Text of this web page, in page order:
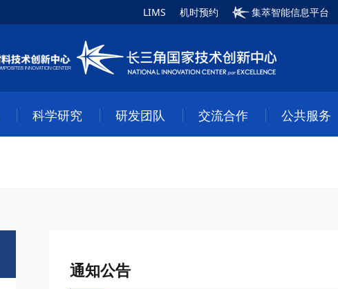
集萃智能信息平台
机时预约
LIMS
科学研究 研发团队 交流合作 公共服务
通知公告